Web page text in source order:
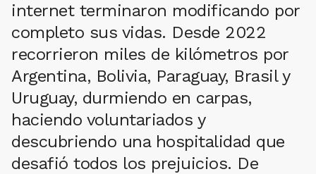
internet terminaron modificando por
completo sus vidas. Desde 2022
recorrieron miles de kilómetros por
Argentina, Bolivia, Paraguay, Brasil y
Uruguay, durmiendo en carpas,
haciendo voluntariados y
descubriendo una hospitalidad que
desafió todos los prejuicios. De